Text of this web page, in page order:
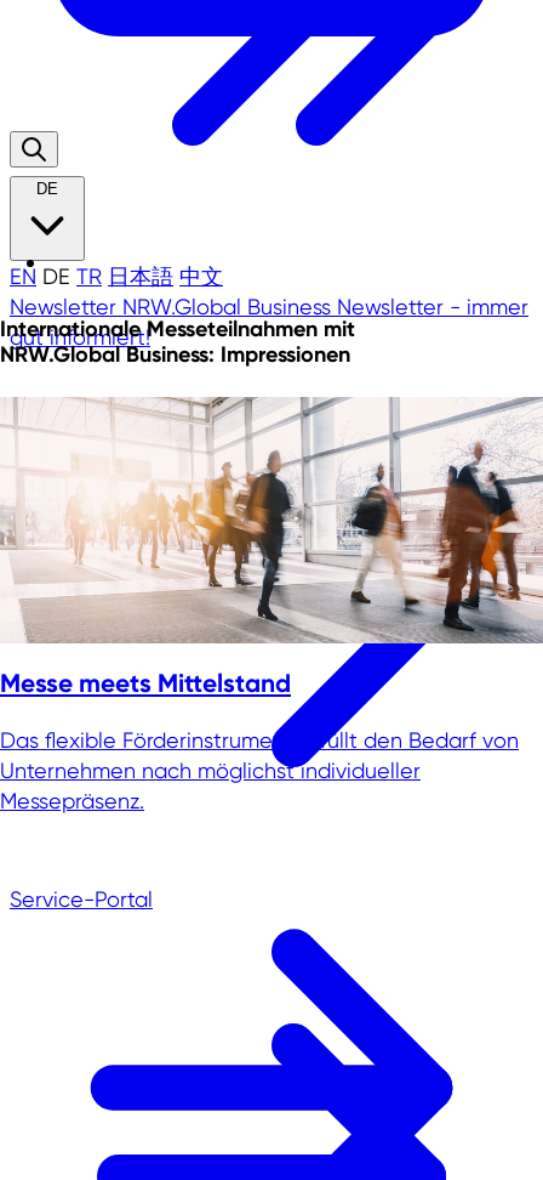
DE
EN DE TR 日本語 中文
Newsletter NRW.Global Business Newsletter - immer
gut informiert!
Service-Portal
Internationale Messeteilnahmen mit
NRW.Global Business: Impressionen
Messe meets Mittelstand
Das flexible Förderinstrument erfüllt den Bedarf von
Unternehmen nach möglichst individueller
Messepräsenz.